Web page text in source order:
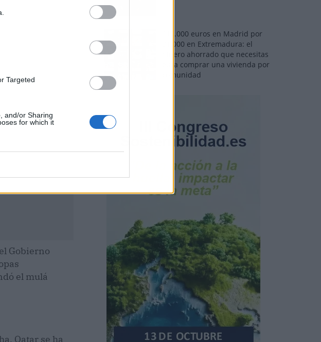
Targeted
and/or Sharing
for which it
Gobierno
el mulá
Qatar se ha
110.000 euros en Madrid por
31.000 en Extremadura: el
dinero ahorrado que necesitas
para comprar una vivienda por
comunidad